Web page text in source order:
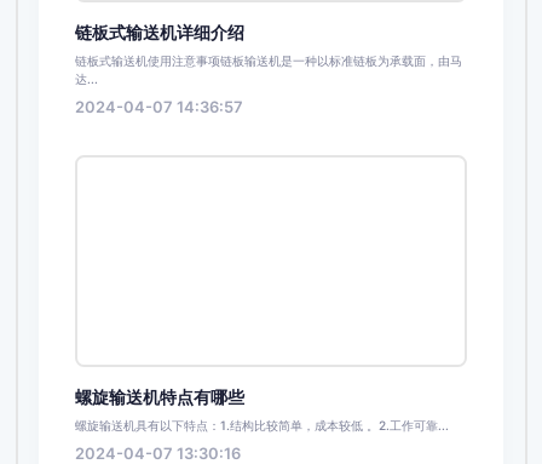
链板式输送机详细介绍
链板式输送机使用注意事项链板输送机是一种以标准链板为承载面，由马
达...
2024-04-07 14:36:57
螺旋输送机特点有哪些
螺旋输送机具有以下特点：1.结构比较简单，成本较低 。2.工作可靠...
2024-04-07 13:30:16